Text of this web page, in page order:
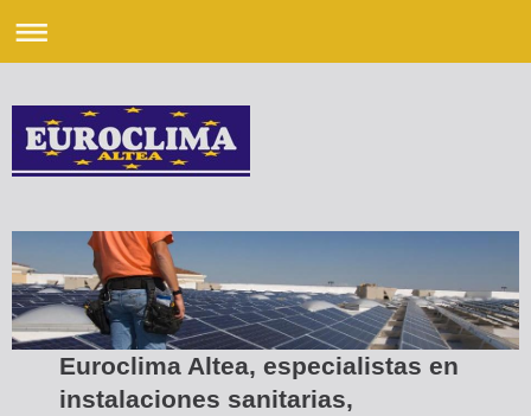
Euroclima Altea, especialistas en
instalaciones sanitarias,